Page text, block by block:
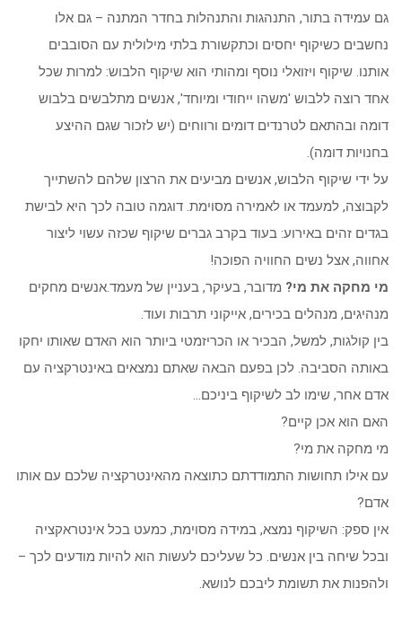
גם עמידה בתור, התנהגות והתנהלות בחדר המתנה – גם אלו
נחשבים כשיקוף יחסים וכתקשורת בלתי מילולית עם הסובבים
אותנו. שיקוף ויזואלי נוסף ומהותי הוא שיקוף הלבוש: למרות שכל
אחד רוצה ללבוש 'משהו ייחודי ומיוחד', אנשים מתלבשים בלבוש
דומה ובהתאם לטרנדים דומים ורווחים (יש לזכור שגם ההיצע
בחנויות דומה).
על ידי שיקוף הלבוש, אנשים מביעים את הרצון שלהם להשתייך
לקבוצה, למעמד או לאמירה מסוימת. דוגמה טובה לכך היא לבישת
בגדים זהים באירוע: בעוד בקרב גברים שיקוף שכזה עשוי ליצור
אחווה, אצל נשים החוויה הפוכה!
מי מחקה את מי? מדובר, בעיקר, בעניין של מעמד.אנשים מחקים
מנהיגים, מנהלים בכירים, אייקוני תרבות ועוד.
בין קולגות, למשל, הבכיר או הכריזמטי ביותר הוא האדם שאותו יחקו
באותה הסביבה. לכן בפעם הבאה שאתם נמצאים באינטרקציה עם
אדם אחר, שימו לב לשיקוף ביניכם…
האם הוא אכן קיים?
מי מחקה את מי?
עם אילו תחושות התמודדתם כתוצאה מהאינטרקציה שלכם עם אותו
אדם?
אין ספק: השיקוף נמצא, במידה מסוימת, כמעט בכל אינטראקציה
ובכל שיחה בין אנשים. כל שעליכם לעשות הוא להיות מודעים לכך –
ולהפנות את תשומת ליבכם לנושא.